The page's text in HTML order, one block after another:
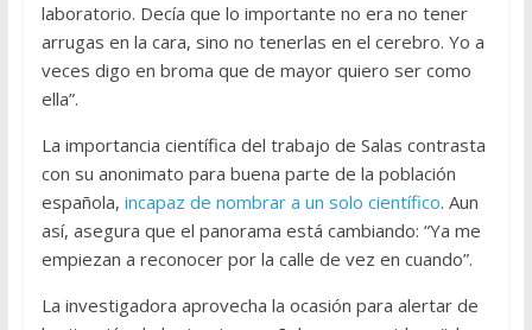
laboratorio. Decía que lo importante no era no tener
arrugas en la cara, sino no tenerlas en el cerebro. Yo a
veces digo en broma que de mayor quiero ser como
ella”.
La importancia científica del trabajo de Salas contrasta
con su anonimato para buena parte de la población
española, incapaz de nombrar a un solo científico. Aun
así, asegura que el panorama está cambiando: “Ya me
empiezan a reconocer por la calle de vez en cuando”.
La investigadora aprovecha la ocasión para alertar de